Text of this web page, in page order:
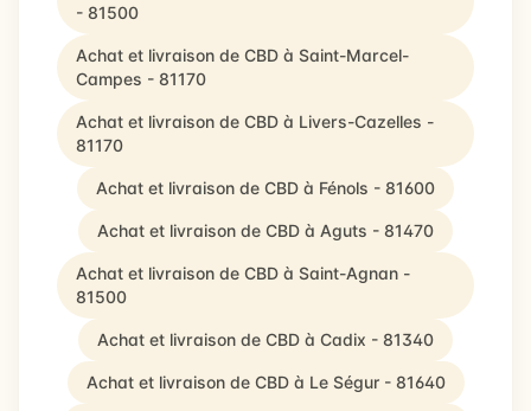
- 81500
Achat et livraison de CBD à Saint-Marcel-
Campes - 81170
Achat et livraison de CBD à Livers-Cazelles -
81170
Achat et livraison de CBD à Fénols - 81600
Achat et livraison de CBD à Aguts - 81470
Achat et livraison de CBD à Saint-Agnan -
81500
Achat et livraison de CBD à Cadix - 81340
Achat et livraison de CBD à Le Ségur - 81640